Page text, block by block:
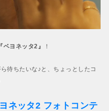
『ベヨネッタ2』 ！
待ちたいな♪と、ちょっとしたコ
ネッタ2 フォトコンテ